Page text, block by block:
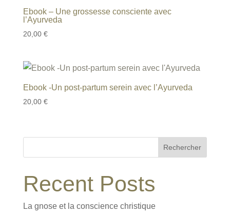
Ebook – Une grossesse consciente avec
l’Ayurveda
20,00 €
Ebook -Un post-partum serein avec l’Ayurveda
20,00 €
Rechercher
Recent Posts
La gnose et la conscience christique